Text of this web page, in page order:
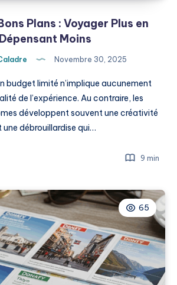
Plans : Voyager Plus en
Dépensant Moins
Novembre 30, 2025
budget limité n’implique aucunement
de l’expérience. Au contraire, les
développent souvent une créativité
une débrouillardise qui…
9 min
65